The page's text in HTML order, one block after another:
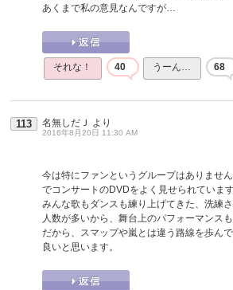
あくまで私の意見なんですが…
それな！ 40 うーん… 68
113 名無しだＪ より
2016年8月20日 11:30 AM
今は特にファンというグループはありませ
でコンサートのDVDをよく見せられていま
みんな歌もダンスも練り上げてきた、洗練
人数が多いから、舞台上のパフォーマンス
だから、スマップや嵐とは違う路線を歩ん
良いと思います。